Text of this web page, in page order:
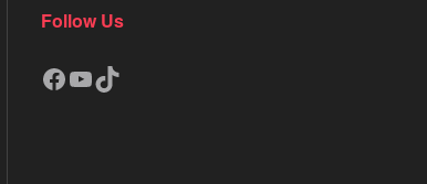
Follow Us
Facebook
YouTube
TikTok